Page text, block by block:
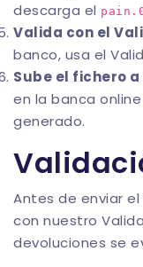
descarga el
Valida con el
banco, usa el
Sube el fichero
en la banca
generado.
Antes de enviar
con nuestro
devoluciones se